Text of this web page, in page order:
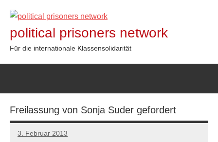
Inhalt
springen
political prisoners network
Für die internationale Klassensolidarität
Freilassung von Sonja Suder gefordert
3. Februar 2013
admin